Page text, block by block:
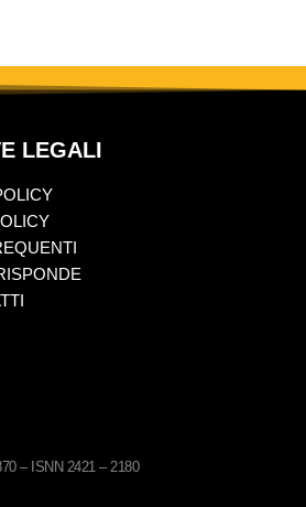
LEGALI
– ISNN 2421 – 2180